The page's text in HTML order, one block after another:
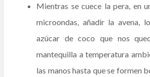
Mientras se cuece la pera, en
microondas, añadir la avena,
azúcar de coco que nos
mantequilla a temperatura
las manos hasta que se formen